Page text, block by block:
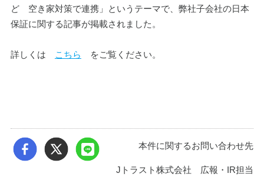
ど　空き家対策で連携」というテーマで、弊社子会社の日本
保証に関する記事が掲載されました。
詳しくは こちら をご覧ください。
本件に関するお問い合わせ先
Jトラスト株式会社 広報・IR担当